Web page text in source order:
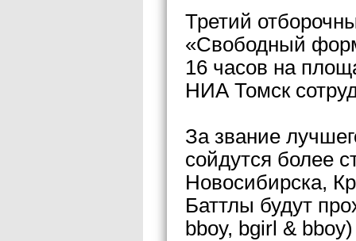
Третий
«Свободный
16 часов на
НИА Томск
За звание
сойдутся более
Новосибирска,
Баттлы будут
bboy, bgirl &